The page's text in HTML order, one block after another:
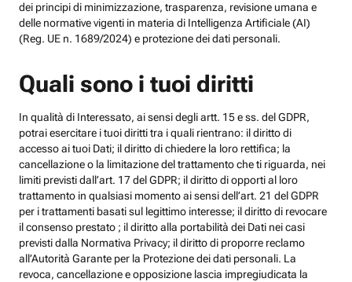
dei principi di minimizzazione, trasparenza, revisione umana e
delle normative vigenti in materia di Intelligenza Artificiale (AI)
(Reg. UE n. 1689/2024) e protezione dei dati personali.
Quali sono i tuoi diritti
In qualità di Interessato, ai sensi degli artt. 15 e ss. del GDPR,
potrai esercitare i tuoi diritti tra i quali rientrano: il diritto di
accesso ai tuoi Dati; il diritto di chiedere la loro rettifica; la
cancellazione o la limitazione del trattamento che ti riguarda, nei
limiti previsti dall’art. 17 del GDPR; il diritto di opporti al loro
trattamento in qualsiasi momento ai sensi dell’art. 21 del GDPR
per i trattamenti basati sul legittimo interesse; il diritto di revocare
il consenso prestato ; il diritto alla portabilità dei Dati nei casi
previsti dalla Normativa Privacy; il diritto di proporre reclamo
all’Autorità Garante per la Protezione dei dati personali. La
revoca, cancellazione e opposizione lascia impregiudicata la